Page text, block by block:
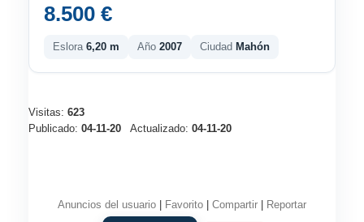
8.500 €
Eslora 6,20 m Año 2007 Ciudad Mahón
Visitas: 623
Publicado: 04-11-20 Actualizado: 04-11-20
Anuncios del usuario Favorito Compartir Reportar